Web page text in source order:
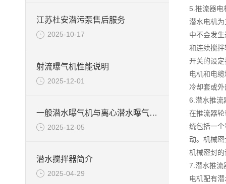
江苏杜安潜污泵售后服务
2025-10-17
射流曝气机性能说明
2025-12-01
一般潜水曝气机与离心潜水曝气机特点的不一样之处
2025-12-05
潜水搅拌器简介
2025-04-29
5.推流器电
潜水电机
中不会发
和连续搅
开关的设
电机和电
冷却套或
6.潜水推流
在推流器
统包括一
动。机械
机械密封
7.潜水推流
电机配有